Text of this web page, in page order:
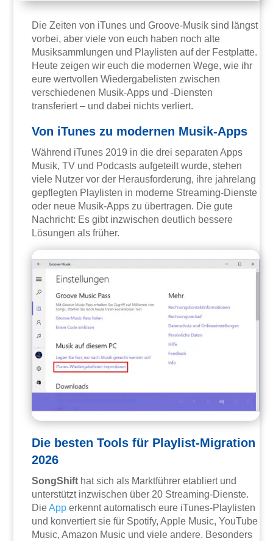
Die Zeiten von iTunes und Groove-Musik sind längst
vorbei, aber viele von euch haben noch alte
Musiksammlungen und Playlisten auf der Festplatte.
Heute zeigen wir euch die modernen Wege, wie ihr
eure wertvollen Wiedergabelisten zwischen
verschiedenen Musik-Apps und -Diensten
transferiert – und dabei nichts verliert.
Von iTunes zu modernen Musik-Apps
Während iTunes 2019 in die drei separaten Apps
Musik, TV und Podcasts aufgeteilt wurde, stehen
viele Nutzer vor der Herausforderung, ihre jahrelang
gepflegten Playlisten in moderne Streaming-Dienste
oder neue Musik-Apps zu übertragen. Die gute
Nachricht: Es gibt inzwischen deutlich bessere
Lösungen als früher.
Die besten Tools für Playlist-Migration
2026
SongShift hat sich als Marktführer etabliert und
unterstützt inzwischen über 20 Streaming-Dienste.
DieApp erkennt automatisch eure iTunes-Playlisten
und konvertiert sie für Spotify, Apple Music, YouTube
Music, Amazon Music und viele andere. Besonders